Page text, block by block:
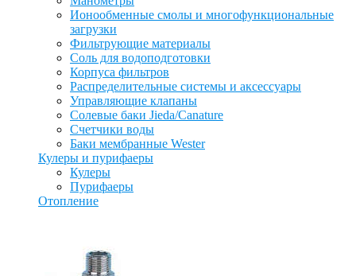
Ионообменные смолы и многофункциональные
загрузки
Фильтрующие материалы
Соль для водоподготовки
Корпуса фильтров
Распределительные системы и аксессуары
Управляющие клапаны
Солевые баки Jieda/Canature
Счетчики воды
Баки мембранные Wester
Кулеры и пурифаеры
Кулеры
Пурифаеры
Отопление